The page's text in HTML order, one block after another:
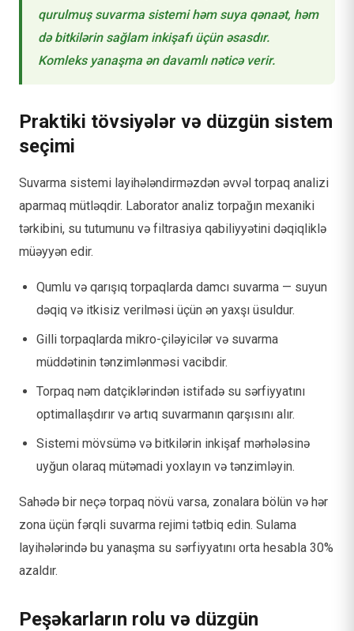
qurulmuş suvarma sistemi həm suya qənaət, həm
də bitkilərin sağlam inkişafı üçün əsasdır.
Komleks yanaşma ən davamlı nəticə verir.
Praktiki tövsiyələr və düzgün sistem
seçimi
Suvarma sistemi layihələndirməzdən əvvəl torpaq analizi
aparmaq mütləqdir. Laborator analiz torpağın mexaniki
tərkibini, su tutumunu və filtrasiya qabiliyyətini dəqiqliklə
müəyyən edir.
Qumlu və qarışıq torpaqlarda damcı suvarma — suyun
dəqiq və itkisiz verilməsi üçün ən yaxşı üsuldur.
Gilli torpaqlarda mikro-çiləyicilər və suvarma
müddətinin tənzimlənməsi vacibdir.
Torpaq nəm datçiklərindən istifadə su sərfiyyatını
optimallaşdırır və artıq suvarmanın qarşısını alır.
Sistemi mövsümə və bitkilərin inkişaf mərhələsinə
uyğun olaraq mütəmadi yoxlayın və tənzimləyin.
Sahədə bir neçə torpaq növü varsa, zonalara bölün və hər
zona üçün fərqli suvarma rejimi tətbiq edin. Sulama
layihələrində bu yanaşma su sərfiyyatını orta hesabla 30%
azaldır.
Peşəkarların rolu və düzgün